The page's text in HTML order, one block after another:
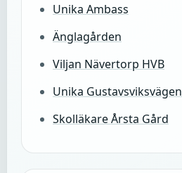
Unika Ambass
Änglagården
Viljan Nävertorp HVB
Unika Gustavsviksvägen
Skolläkare Årsta Gård